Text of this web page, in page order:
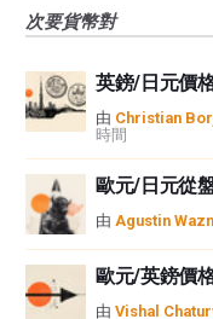
次要貨幣對
英鎊/日元價
由 Christian
時間
歐元/日元從
由 Agustin
歐元/英鎊價
由 Vishal